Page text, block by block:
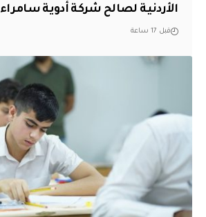
الأردنية لصالح شركة أدوية سامراء
قبل 17 ساعة